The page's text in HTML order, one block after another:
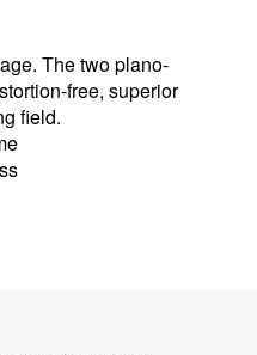
The two plano-
free, superior
field.